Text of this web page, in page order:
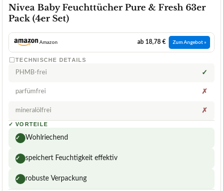
Nivea Baby Feuchttücher Pure & Fresh 63er
Pack (4er Set)
Amazon ab 18,78 € Zum Angebot »
TECHNISCHE DETAILS
PHMB-frei ✓
parfümfrei ✗
mineralölfrei ✗
✓ VORTEILE
✓ Wohlriechend
✓ speichert Feuchtigkeit effektiv
✓ robuste Verpackung